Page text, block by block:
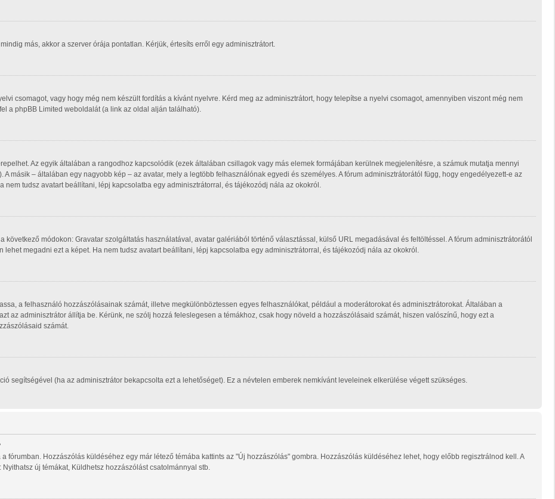
más, akkor a szerver órája pontatlan. Kérjük, értesíts erről egy adminisztrátort.
csomagot, vagy hogy még nem készült fordítás a kívánt nyelvre. Kérd meg az adminisztrátort, hogy telepítse a nyelvi csomagot, amennyiben viszont még nem
a phpBB Limited weboldalát (a link az oldal alján található).
Az egyik általában a rangodhoz kapcsolódik (ezek általában csillagok vagy más elemek formájában kerülnek megjelenítésre, a számuk mutatja mennyi
másik – általában egy nagyobb kép – az avatar, mely a legtöbb felhasználónak egyedi és személyes. A fórum adminisztrátorától függ, hogy engedélyezett-e az
tudsz avatart beállítani, lépj kapcsolatba egy adminisztrátorral, és tájékozódj nála az okokról.
következő módokon: Gravatar szolgáltatás használatával, avatar galériából történő választással, külső URL megadásával és feltöltéssel. A fórum adminisztrátorától
megadni ezt a képet. Ha nem tudsz avatart beállítani, lépj kapcsolatba egy adminisztrátorral, és tájékozódj nála az okokról.
a felhasználó hozzászólásainak számát, illetve megkülönböztessen egyes felhasználókat, például a moderátorokat és adminisztrátorokat. Általában a
az adminisztrátor állítja be. Kérünk, ne szólj hozzá feleslegesen a témákhoz, csak hogy növeld a hozzászólásaid számát, hiszen valószínű, hogy ezt a
számát.
segítségével (ha az adminisztrátor bekapcsolta ezt a lehetőséget). Ez a névtelen emberek nemkívánt leveleinek elkerülése végett szükséges.
fórumban. Hozzászólás küldéséhez egy már létező témába kattints az "Új hozzászólás" gombra. Hozzászólás küldéséhez lehet, hogy előbb regisztrálnod kell. A
új témákat, Küldhetsz hozzászólást csatolmánnyal stb.